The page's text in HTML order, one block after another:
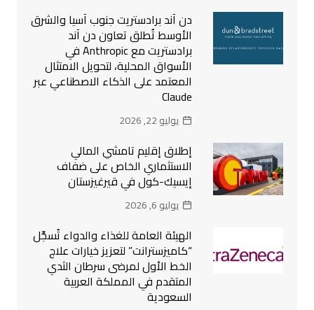
دن آند برادستريت جنوب آسيا والشرق
الأوسط تُطلق تعاون دن آند
برادستريت مع Anthropic في
الأسواق المحلية، لتحويل الامتثال
المعتمد على الذكاء الاصطناعي عبر
Claude
يوليو 22, 2026
إطلاق إقليم تامشي المالي
الاستثماري الخاص على ضفاف
إيسيك-كول في قيرغيزستان
يوليو 6, 2026
الهيئة العامة للغذاء والدواء تُسجِّل
“كاميزسترانت” لتعزيز خيارات علاج
الخط الأول لمرضى سرطان الثدي
المتقدم في المملكة العربية
السعودية